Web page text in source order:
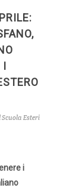
I
Scuola Esteri
i